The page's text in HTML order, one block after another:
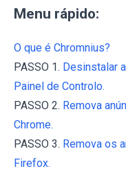
Menu rápido:
O que é Chromnius?
PASSO 1. Desinstalar
Painel de Controlo.
PASSO 2. Remova
Chrome.
PASSO 3. Remova os
Firefox.